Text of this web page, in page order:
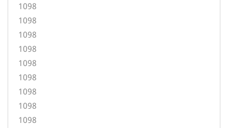
1098
1098
1098
1098
1098
1098
1098
1098
1098